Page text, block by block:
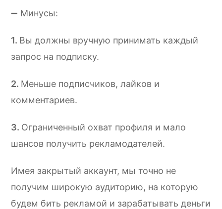
➖ Минусы:
Вы должны вручную принимать каждый
запрос на подписку.
Меньше подписчиков, лайков и
комментариев.
Ограниченный охват профиля и мало
шансов получить рекламодателей.
Имея закрытый аккаунт, мы точно не
получим широкую аудиторию, на которую
будем бить рекламой и зарабатывать деньги